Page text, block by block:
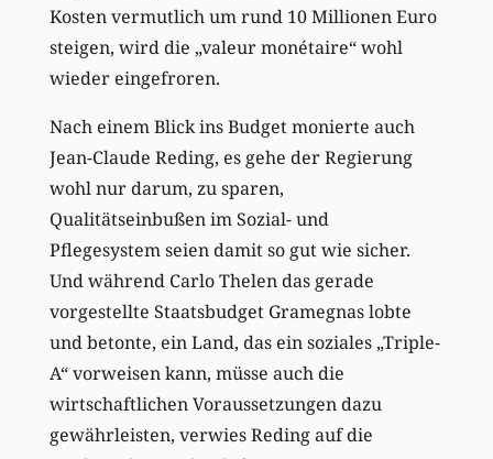
Kosten vermutlich um rund 10 Millionen Euro
steigen, wird die „valeur monétaire“ wohl
wieder eingefroren.
Nach einem Blick ins Budget monierte auch
Jean-Claude Reding, es gehe der Regierung
wohl nur darum, zu sparen,
Qualitätseinbußen im Sozial- und
Pflegesystem seien damit so gut wie sicher.
Und während Carlo Thelen das gerade
vorgestellte Staatsbudget Gramegnas lobte
und betonte, ein Land, das ein soziales „Triple-
A“ vorweisen kann, müsse auch die
wirtschaftlichen Voraussetzungen dazu
gewährleisten, verwies Reding auf die